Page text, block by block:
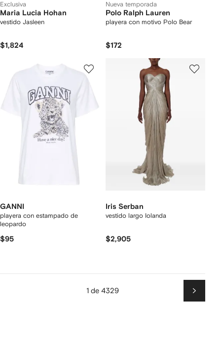
Exclusiva
Maria Lucia Hohan
vestido Jasleen
$1,824
Nueva temporada
Polo Ralph Lauren
playera con motivo Polo Bear
$172
GANNI
playera con estampado de
leopardo
$95
Iris Serban
vestido largo Iolanda
$2,905
1 de 4329